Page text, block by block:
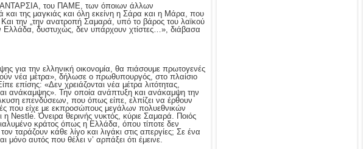
ΑΝΤΑΡΣΙΑ, του ΠΑΜΕ, των όποιων άλλων
της μαγκιάς και όλη εκείνη η Σάρα και η Μάρα, που
Και την „την ανατροπή Σαμαρά, υπό το βάρος του λαϊκού
Ελλάδα, δυστυχώς, δεν υπάρχουν χτίστες…», διάβασα
για την ελληνική οικονομία, θα πιάσουμε πρωτογενές
νέα μέτρα», δήλωσε ο πρωθυπουργός, στο πλαίσιο
επίσης: «Δεν χρειάζονται νέα μέτρα λιτότητας,
ανάκαμψης». Την οποία ανάπτυξη και ανάκαμψη την
επενδύσεων, που όπως είπε, ελπίζει να έρθουν
που είχε με εκπροσώπους μεγάλων πολυεθνικών
Νestle. Όνειρα θερινής νυκτός, κύριε Σαμαρά. Ποιός
κράτος όπως η Ελλάδα, όπου τίποτε δεν
τον ταράζουν κάθε λίγο και λιγάκι στις απεργίες; Σε ένα
μόνο αυτός που θέλει ν’ αρπάξει ότι έμεινε.